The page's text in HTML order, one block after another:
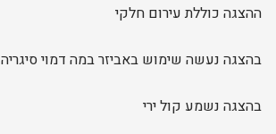
ההצגה כוללת עירום חלקי
בהצגה נעשה שימוש באביזר במה דמוי סיגריה
בהצגה נשמע קול ירי